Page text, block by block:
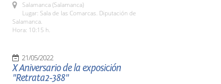
Salamanca (Salamanca)
Lugar: Sala de las Comarcas. Diputación de
Salamanca.
Hora: 10:15 h.
21/05/2022
X Aniversario de la exposición
"Retrata2-388"